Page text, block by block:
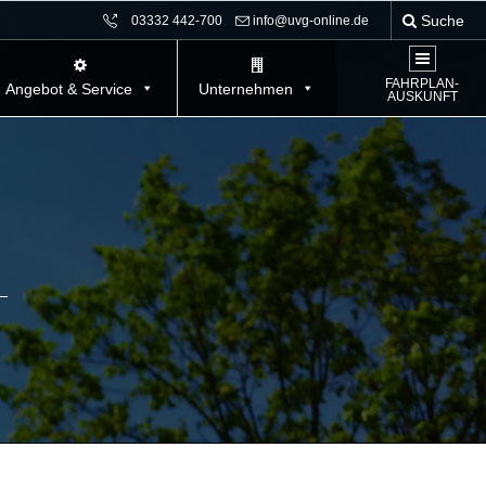
03332 442-700 info@uvg-online.de Suche
FAHRPLAN-
AUSKUNFT
Angebot & Service Unternehmen